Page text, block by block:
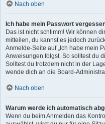
Nach oben
Ich habe mein Passwort
Das ist nicht schlimm! Wir können
mitteilen, du kannst es jedoch
Anmelde-Seite auf „Ich habe mein
Anweisungen folgst. So solltest du
Solltest du trotzdem nicht in der
wende dich an die Board-
Nach oben
Warum werde ich automatisch
Wenn du beim Anmelden das